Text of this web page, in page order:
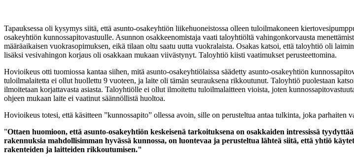
Tapauksessa oli kysymys siitä, että asunto-osakeyhtiön liikehuoneistossa olleen tuloilmakoneen
osakeyhtiön kunnossapitovastuulle. Asunnon osakkeenomistaja vaati taloyhtiöltä vahingonkorvausta
määräaikaisen vuokrasopimuksen, eikä tilaan oltu saatu uutta vuokralaista. Osakas katsoi, että taloyhtiö oli
lisäksi vesivahingon korjaus oli osakkaan mukaan viivästynyt. Taloyhtiö kiisti vaatimukset perusteettomina.
Hovioikeus otti tuomiossa kantaa siihen, mitä asunto-osakeyhtiölaissa säädetty asunto-osakeyhtiön
tuloilmalaitetta ei ollut huollettu 9 vuoteen, ja laite oli tämän seurauksena rikkoutunut. Taloyhtiö puolestaan
ilmoitetaan korjattavasta asiasta. Taloyhtiölle ei ollut ilmoitettu tuloilmalaitteen vioista, joten
ohjeen mukaan laite ei vaatinut säännöllistä huoltoa.
Hovioikeus totesi, että käsitteen ”kunnossapito” ollessa avoin, sille on perusteltua antaa tulkinta, joka
”Ottaen huomioon, että asunto-osakeyhtiön keskeisenä tarkoituksena on osakkaiden intressissä
rakennuksia mahdollisimman hyvässä kunnossa, on luontevaa ja perusteltua lähteä siitä, että yhtiö
rakenteiden ja laitteiden rikkoutumisen."